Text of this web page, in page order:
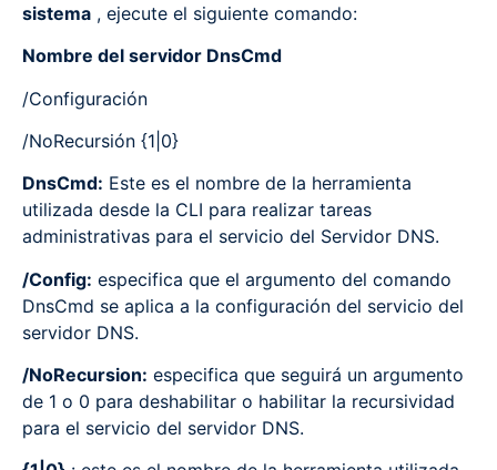
sistema , ejecute el siguiente comando:
Nombre del servidor DnsCmd
/Configuración
/NoRecursión {1|0}
DnsCmd: Este es el nombre de la herramienta
utilizada desde la CLI para realizar tareas
administrativas para el servicio del Servidor DNS.
/Config: especifica que el argumento del comando
DnsCmd se aplica a la configuración del servicio del
servidor DNS.
/NoRecursion: especifica que seguirá un argumento
de 1 o 0 para deshabilitar o habilitar la recursividad
para el servicio del servidor DNS.